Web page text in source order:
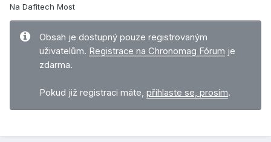
Na Dafitech Most
Obsah je dostupný pouze registrovaným
uživatelům. Registrace na Chronomag Fórum je
zdarma.
Pokud již registraci máte, přihlaste se, prosím.